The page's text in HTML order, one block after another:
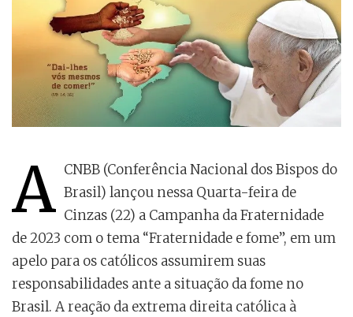
A CNBB (Conferência Nacional dos Bispos do
Brasil) lançou nessa Quarta-feira de
Cinzas (22) a Campanha da Fraternidade
de 2023 com o tema “Fraternidade e fome”, em um
apelo para os católicos assumirem suas
responsabilidades ante a situação da fome no
Brasil. A reação da extrema direita católica à